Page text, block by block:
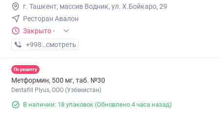
г. Ташкент, массив Водник, ул. Х.Бойкаро, 29
Ресторан Авалон
Закрыто ·
+998 (55) XXX-XX-XX
смотреть
По рецепту
Метформин, 500 мг, таб. №30
Dentafill Plyus, ООО (Узбекистан)
В наличии: 18 упаковок (Обновлено 4 часа назад)